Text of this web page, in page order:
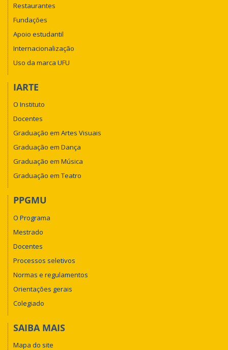
Restaurantes
Fundações
Apoio estudantil
Internacionalização
Uso da marca UFU
IARTE
O Instituto
Docentes
Graduação em Artes Visuais
Graduação em Dança
Graduação em Música
Graduação em Teatro
PPGMU
O Programa
Mestrado
Docentes
Processos seletivos
Normas e regulamentos
Orientações gerais
Colegiado
SAIBA MAIS
Mapa do site